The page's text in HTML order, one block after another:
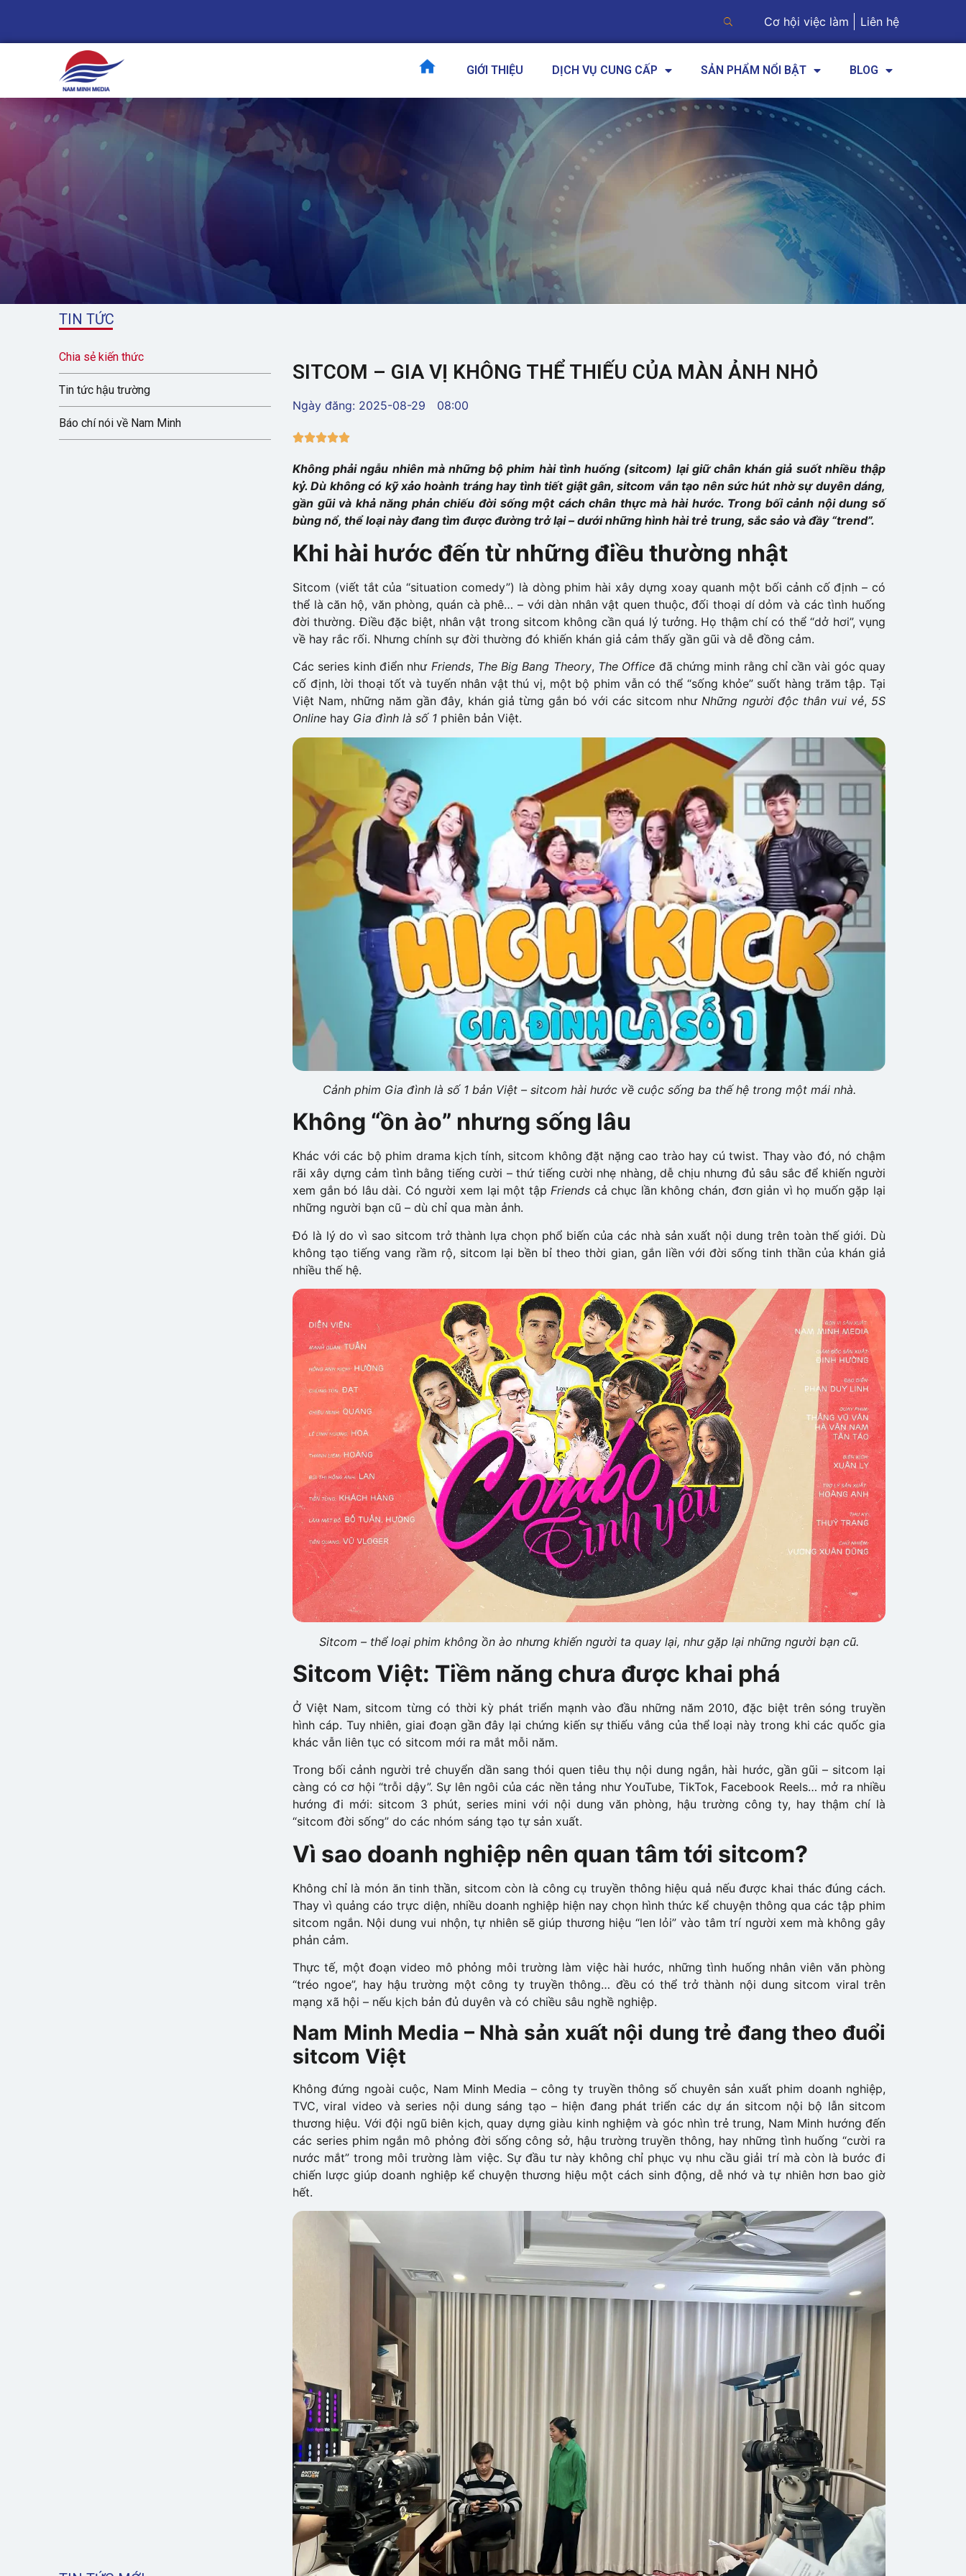
Cơ hội việc làm Liên hệ
GIỚI THIỆU DỊCH VỤ CUNG CẤP SẢN PHẨM NỔI BẬT BLOG
TIN TỨC
Chia sẻ kiến thức
Tin tức hậu trường
Báo chí nói về Nam Minh
SITCOM – GIA VỊ KHÔNG THỂ THIẾU CỦA MÀN ẢNH NHỎ
Ngày đăng: 2025-08-29 08:00

Không phải ngẫu nhiên mà những bộ phim hài tình huống (sitcom) lại giữ chân khán giả suốt nhiều thập
kỷ. Dù không có kỹ xảo hoành tráng hay tình tiết giật gân, sitcom vẫn tạo nên sức hút nhờ sự duyên dáng,
gần gũi và khả năng phản chiếu đời sống một cách chân thực mà hài hước. Trong bối cảnh nội dung số
bùng nổ, thể loại này đang tìm được đường trở lại – dưới những hình hài trẻ trung, sắc sảo và đầy “trend”.
Khi hài hước đến từ những điều thường nhật
Sitcom (viết tắt của “situation comedy”) là dòng phim hài xây dựng xoay quanh một bối cảnh cố định – có
thể là căn hộ, văn phòng, quán cà phê… – với dàn nhân vật quen thuộc, đối thoại dí dỏm và các tình huống
đời thường. Điều đặc biệt, nhân vật trong sitcom không cần quá lý tưởng. Họ thậm chí có thể “dở hơi”, vụng
về hay rắc rối. Nhưng chính sự đời thường đó khiến khán giả cảm thấy gần gũi và dễ đồng cảm.
Các series kinh điển như Friends, The Big Bang Theory, The Office đã chứng minh rằng chỉ cần vài góc quay
cố định, lời thoại tốt và tuyến nhân vật thú vị, một bộ phim vẫn có thể “sống khỏe” suốt hàng trăm tập. Tại
Việt Nam, những năm gần đây, khán giả từng gắn bó với các sitcom nhưNhững người độc thân vui vẻ, 5S
Online hay Gia đình là số 1 phiên bản Việt.
Cảnh phim Gia đình là số 1 bản Việt – sitcom hài hước về cuộc sống ba thế hệ trong một mái nhà.
Không “ồn ào” nhưng sống lâu
Khác với các bộ phim drama kịch tính, sitcom không đặt nặng cao trào hay cú twist. Thay vào đó, nó chậm
rãi xây dựng cảm tình bằng tiếng cười – thứ tiếng cười nhẹ nhàng, dễ chịu nhưng đủ sâu sắc để khiến người
xem gắn bó lâu dài. Có người xem lại một tậpFriends cả chục lần không chán, đơn giản vì họ muốn gặp lại
những người bạn cũ – dù chỉ qua màn ảnh.
Đó là lý do vì sao sitcom trở thành lựa chọn phổ biến của các nhà sản xuất nội dung trên toàn thế giới. Dù
không tạo tiếng vang rầm rộ, sitcom lại bền bỉ theo thời gian, gắn liền với đời sống tinh thần của khán giả
nhiều thế hệ.
Sitcom – thể loại phim không ồn ào nhưng khiến người ta quay lại, như gặp lại những người bạn cũ.
Sitcom Việt: Tiềm năng chưa được khai phá
Ở Việt Nam, sitcom từng có thời kỳ phát triển mạnh vào đầu những năm 2010, đặc biệt trên sóng truyền
hình cáp. Tuy nhiên, giai đoạn gần đây lại chứng kiến sự thiếu vắng của thể loại này trong khi các quốc gia
khác vẫn liên tục có sitcom mới ra mắt mỗi năm.
Trong bối cảnh người trẻ chuyển dần sang thói quen tiêu thụ nội dung ngắn, hài hước, gần gũi – sitcom lại
càng có cơ hội “trỗi dậy”. Sự lên ngôi của các nền tảng như YouTube, TikTok, Facebook Reels… mở ra nhiều
hướng đi mới: sitcom 3 phút, series mini với nội dung văn phòng, hậu trường công ty, hay thậm chí là
“sitcom đời sống” do các nhóm sáng tạo tự sản xuất.
Vì sao doanh nghiệp nên quan tâm tới sitcom?
Không chỉ là món ăn tinh thần, sitcom còn là công cụ truyền thông hiệu quả nếu được khai thác đúng cách.
Thay vì quảng cáo trực diện, nhiều doanh nghiệp hiện nay chọn hình thức kể chuyện thông qua các tập phim
sitcom ngắn. Nội dung vui nhộn, tự nhiên sẽ giúp thương hiệu “len lỏi” vào tâm trí người xem mà không gây
phản cảm.
Thực tế, một đoạn video mô phỏng môi trường làm việc hài hước, những tình huống nhân viên văn phòng
“tréo ngoe”, hay hậu trường một công ty truyền thông… đều có thể trở thành nội dung sitcom viral trên
mạng xã hội – nếu kịch bản đủ duyên và có chiều sâu nghề nghiệp.
Nam Minh Media – Nhà sản xuất nội dung trẻ đang theo đuổi
sitcom Việt
Không đứng ngoài cuộc, Nam Minh Media – công ty truyền thông số chuyên sản xuất phim doanh nghiệp,
TVC, viral video và series nội dung sáng tạo – hiện đang phát triển các dự án sitcom nội bộ lẫn sitcom
thương hiệu. Với đội ngũ biên kịch, quay dựng giàu kinh nghiệm và góc nhìn trẻ trung, Nam Minh hướng đến
các series phim ngắn mô phỏng đời sống công sở, hậu trường truyền thông, hay những tình huống “cười ra
nước mắt” trong môi trường làm việc. Sự đầu tư này không chỉ phục vụ nhu cầu giải trí mà còn là bước đi
chiến lược giúp doanh nghiệp kể chuyện thương hiệu một cách sinh động, dễ nhớ và tự nhiên hơn bao giờ
hết.